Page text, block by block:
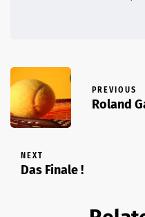
PREVIOUS
Roland
NEXT
Das Finale !